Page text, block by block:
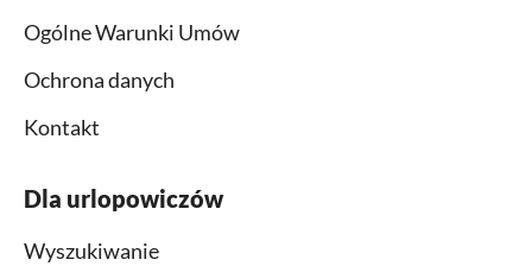
Ogólne Warunki Umów
Ochrona danych
Kontakt
Dla urlopowiczów
Wyszukiwanie